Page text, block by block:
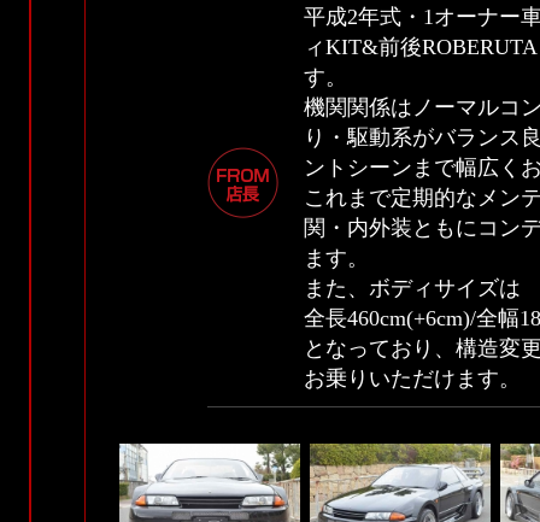
平成2年式・1オーナー
ィKIT&前後
す。
機関関係はノーマルコ
り・駆動系がバランス
ントシーンまで幅広く
これまで定期的なメン
関・内外装ともにコン
ます。
また、ボディサイズは
全長460cm(+6cm)/全幅
となっており、構造変
お乗りいただけます。